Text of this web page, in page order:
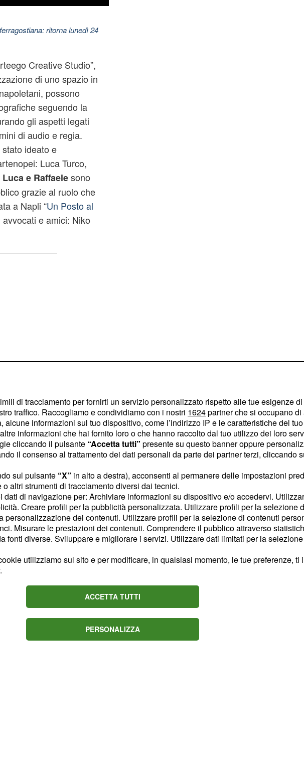
ritorna lunedì 24
Creative Studio”,
di uno spazio in
possono
seguendo la
gli aspetti legati
di audio e regia.
ideato e
Luca Turco,
Luca e Raffaelesono
grazie al ruolo che
a Napli “Un Posto al
e amici: Niko
attraverso i loro
in cui hanno
18 giugno, come una
come obiettivo quello
di arte. Si pone
prodotti audiovisivi
Il27 giugno,
svolta l’inaugurazione. I
serata e, seppur con
risultano essere
di tracciamento per fornirti un servizio personalizzato rispetto alle tue esigenze di
traffico. Raccogliamo e condividiamo con i nostri 1624partner che si occupano
informazioni sul tuo dispositivo, come l’indirizzo IP e le caratteristiche del
informazioni che hai fornito loro o che hanno raccolto dal tuo utilizzo dei loro
cliccando il pulsante “Accetta tutti” presente su questo banner oppure
il consenso al trattamento dei dati personali da parte dei partner terzi, cliccando
sul pulsante “X” in alto a destra), acconsenti al permanere delle impostazioni
altri strumenti di tracciamento diversi dai tecnici.
dati di navigazione per: Archiviare informazioni su dispositivo e/o accedervi.
Creare profili per la pubblicità personalizzata. Utilizzare profili per la selezione
personalizzazione dei contenuti. Utilizzare profili per la selezione di contenuti
Misurare le prestazioni dei contenuti. Comprendere il pubblico attraverso
fonti diverse. Sviluppare e migliorare i servizi. Utilizzare dati limitati per la
utilizziamo sul sito e per modificare, in qualsiasi momento, le tue preferenze, ti
.
ACCETTA TUTTI
PERSONALIZZA